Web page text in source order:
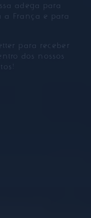
adega para
a França e para
para receber
dos nossos